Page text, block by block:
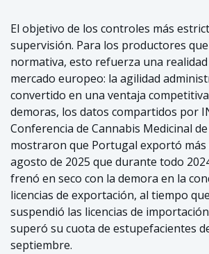
El objetivo de los controles más
supervisión. Para los productores
normativa, esto refuerza una
mercado europeo: la agilidad
convertido en una ventaja
demoras, los datos compartidos por
Conferencia de Cannabis Medicinal
mostraron que Portugal exportó más
agosto de 2025 que durante todo
frenó en seco con la demora en la
licencias de exportación, al tiempo
suspendió las licencias de
superó su cuota de estupefacientes
septiembre.